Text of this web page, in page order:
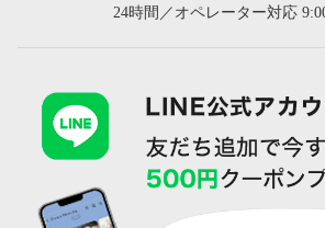
24時間／オペレーター対応